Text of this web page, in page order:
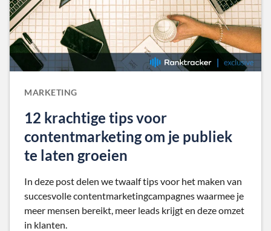
MARKETING
12 krachtige tips voor
contentmarketing om je publiek
te laten groeien
In deze post delen we twaalf tips voor het maken van
succesvolle contentmarketingcampagnes waarmee je
meer mensen bereikt, meer leads krijgt en deze omzet
in klanten.